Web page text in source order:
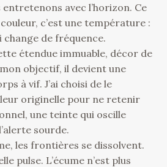
entretenons avec l’horizon. Ce
c’est une température :
change de fréquence.
étendue immuable, décor de
objectif, il devient une
à vif. J’ai choisi de le
originelle pour ne retenir
une teinte qui oscille
sourde.
les frontières se dissolvent.
pulse. L’écume n’est plus